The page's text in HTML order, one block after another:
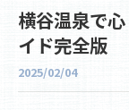
横谷温泉で
イド完全版
2025/02/04